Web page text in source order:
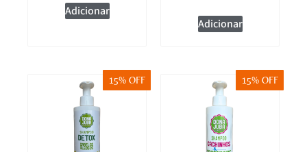
Adicionar
Adicionar
15% OFF 15% OFF